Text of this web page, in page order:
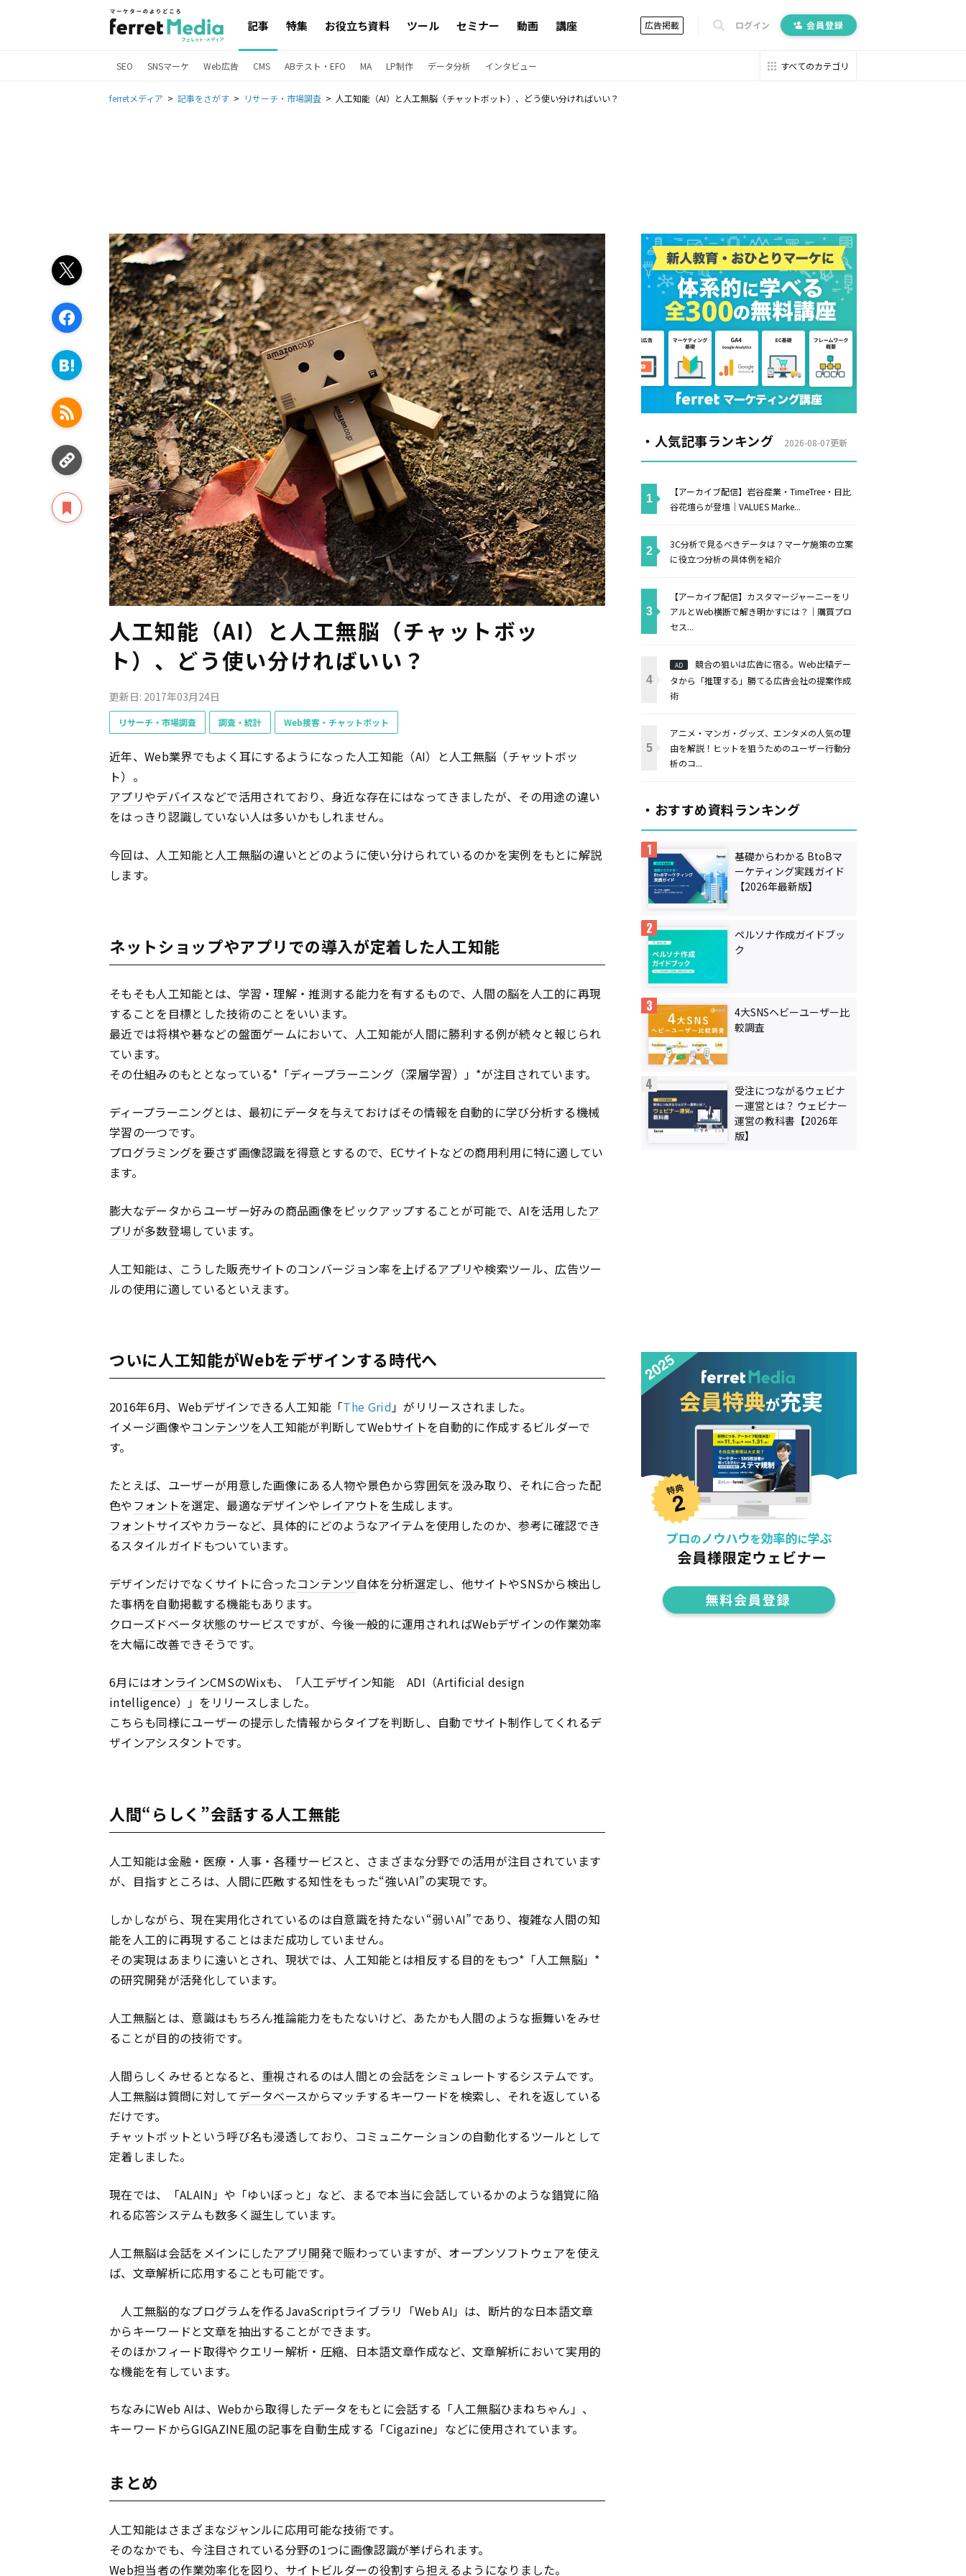
記事 特集 お役立ち資料 ツール セミナー 動画 講座 広告掲載 ログイン 会員登録
SEO SNSマーケ Web広告 CMS ABテスト・EFO MA LP制作 データ分析 インタビュー すべてのカテゴリ
ferretメディア 記事をさがす リサーチ・市場調査 人工知能（AI）と人工無脳（チャットボット）、どう使い分ければいい？
人工知能（AI）と人工無脳（チャットボッ
ト）、どう使い分ければいい？
更新日: 2017年03月24日
リサーチ・市場調査 調査・統計 Web接客・チャットボット
近年、Web業界でもよく耳にするようになった人工知能（AI）と人工無脳（チャットボッ
ト）。
アプリやデバイスなどで活用されており、身近な存在にはなってきましたが、その用途の違い
をはっきり認識していない人は多いかもしれません。
今回は、人工知能と人工無脳の違いとどのように使い分けられているのかを実例をもとに解説
します。
ネットショップやアプリでの導入が定着した人工知能
そもそも人工知能とは、学習・理解・推測する能力を有するもので、人間の脳を人工的に再現
することを目標とした技術のことをいいます。
最近では将棋や碁などの盤面ゲームにおいて、人工知能が人間に勝利する例が続々と報じられ
ています。
その仕組みのもととなっている*「ディープラーニング（深層学習）」*が注目されています。
ディープラーニングとは、最初にデータを与えておけばその情報を自動的に学び分析する機械
学習の一つです。
プログラミングを要さず画像認識を得意とするので、ECサイトなどの商用利用に特に適してい
ます。
膨大なデータからユーザー好みの商品画像をピックアップすることが可能で、AIを活用したア
プリが多数登場しています。
人工知能は、こうした販売サイトのコンバージョン率を上げるアプリや検索ツール、 広告ツー
ルの使用に適しているといえます。
ついに人工知能がWebをデザインする時代へ
2016年6月、Webデザインできる人工知能「The Grid」がリリースされました。
イメージ画像やコンテンツを人工知能が判断してWebサイトを自動的に作成するビルダーで
す。
たとえば、ユーザーが用意した画像にある人物や景色から雰囲気を汲み取り、それに合った配
色やフォントを選定、最適なデザインや レイアウトを生成します。
フォントサイズやカラーなど、具体的にどのようなアイテムを使用したのか、参考に確認でき
るスタイルガイドもついています。
デザインだけでなくサイトに合ったコンテンツ自体を分析選定し、他サイトやSNSから検出し
た事柄を自動掲載する機能もあります。
クローズドベータ状態のサービスですが、今後一般的に運用されればWebデザインの作業効率
を大幅に改善できそうです。
6月にはオンラインCMSのWixも、「人工デザイン知能 ADI（Artificial design
intelligence）」をリリースしました。
こちらも同様にユーザーの提示した情報からタイプを判断し、自動でサイト制作してくれるデ
ザインアシスタントです。
人間“らしく”会話する人工無能
人工知能は金融・医療・人事・各種サービスと、さまざまな分野での活用が注目されています
が、目指すところは、人間に匹敵する知性をもった“強いAI”の実現です。
しかしながら、現在実用化されているのは自意識を持たない“弱いAI”であり、複雑な人間の知
能を人工的に再現することはまだ成功していません。
その実現はあまりに遠いとされ、現状では、人工知能とは相反する目的をもつ*「人工無脳」*
の研究開発が活発化しています。
人工無脳とは、意識はもちろん推論能力をもたないけど、あたかも人間のような振舞いをみせ
ることが目的の技術です。
人間らしくみせるとなると、重視されるのは人間との会話をシミュレートするシステムです。
人工無脳は質問に対してデータベースからマッチするキーワードを検索し、それを返している
だけです。
チャットボットという呼び名も浸透しており、コミュニケーションの自動化するツールとして
定着しました。
現在では、「ALAIN」や「ゆいぼっと」など、まるで本当に会話しているかのような錯覚に陥
れる応答システムも数多く誕生しています。
人工無脳は会話をメインにしたアプリ開発で賑わっていますが、オープンソフトウェアを使え
ば、文章解析に応用することも可能です。
人工無脳的なプログラムを作るJavaScriptライブラリ「Web AI」は、断片的な日本語文章
からキーワードと文章を抽出することができます。
そのほかフィード取得やクエリー解析・圧縮、日本語文章作成など、文章解析において実用的
な機能を有しています。
ちなみにWeb AIは、Webから取得したデータをもとに会話する「人工無脳ひまねちゃん」、
キーワードからGIGAZINE風の記事を自動生成する「Cigazine」などに使用されています。
まとめ
人工知能はさまざまなジャンルに応用可能な技術です。
そのなかでも、今注目されている分野の1つに画像認識が挙げられます。
Web担当者の作業効率化を図り、サイトビルダーの役割すら担えるようになりました。
・人気記事ランキング 2026-08-07更新
【アーカイブ配信】岩谷産業・TimeTree・日比
谷花壇らが登壇｜VALUES Marke...
3C分析で見るべきデータは？マーケ施策の立案
に役立つ分析の具体例を紹介
【アーカイブ配信】カスタマージャーニーをリ
アルとWeb横断で解き明かすには？｜購買プロ
セス...
AD
競合の狙いは広告に宿る。Web出稿デー
タから「推理する」勝てる広告会社の提案作成
術
アニメ・マンガ・グッズ、エンタメの人気の理
由を解説！ヒットを狙うためのユーザー行動分
析のコ...
・おすすめ資料ランキング
基礎からわかる BtoBマ
ーケティング実践ガイド
【2026年最新版】
ペルソナ作成ガイドブッ
ク
4大SNSヘビーユーザー比
較調査
受注につながるウェビナ
ー運営とは？ ウェビナー
運営の教科書【2026年
版】